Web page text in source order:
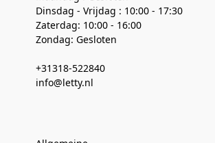
Dinsdag - Vrijdag : 10:00 - 17:30
Zaterdag: 10:00 - 16:00
Zondag: Gesloten
+31318-522840
info@letty.nl